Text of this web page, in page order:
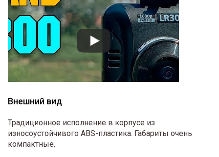
Внешний вид
Традиционное исполнение в корпусе из
износоустойчивого ABS-пластика. Габариты очень
компактные.